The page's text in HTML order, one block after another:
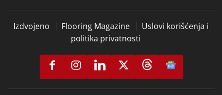
Izdvojeno Flooring Magazine
Uslovi korišćenja i
politika privatnosti